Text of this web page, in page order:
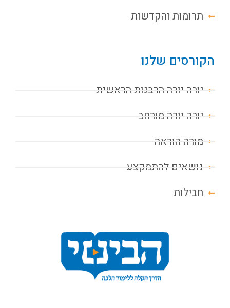
תרומות והקדשות
הקורסים שלנו
יורה יורה הרבנות הראשית
יורה יורה מורחב
מורה הוראה
נושאים להתמקצע
חבילות